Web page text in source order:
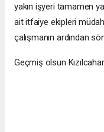
yakın işyeri tamamen
ait itfaiye ekipleri
çalışmanın ardından
Geçmiş olsun